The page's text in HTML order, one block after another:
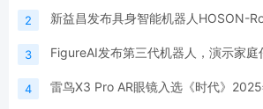
2 新益昌发布具身智能机器人HOSON-
3 FigureAI发布第三代机器人，演示家庭
4 雷鸟X3 Pro AR眼镜入选《时代》